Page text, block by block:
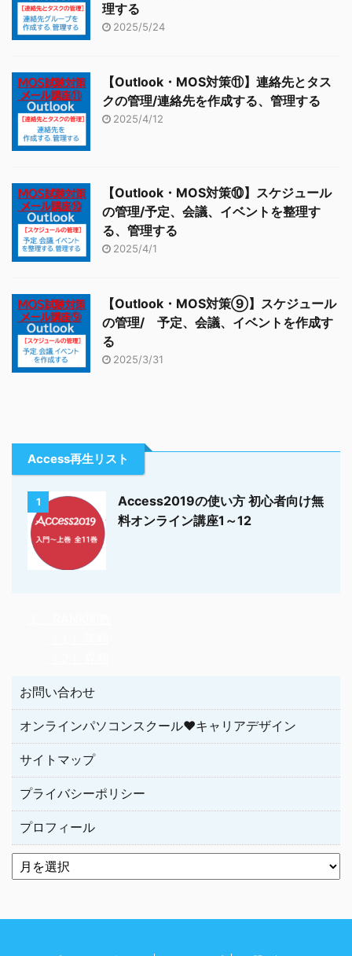
理する
2025/5/24
【Outlook・MOS対策⑪】連絡先とタス
クの管理/連絡先を作成する、管理する
2025/4/12
【Outlook・MOS対策⑩】スケジュール
の管理/予定、会議、イベントを整理す
る、管理する
2025/4/1
【Outlook・MOS対策⑨】スケジュール
の管理/ 予定、会議、イベントを作成す
る
2025/3/31
Access再生リスト
1
Access2019の使い方 初心者向け無
料オンライン講座1～12
お問い合わせ
オンラインパソコンスクール♥キャリアデザイン
サイトマップ
プライバシーポリシー
プロフィール